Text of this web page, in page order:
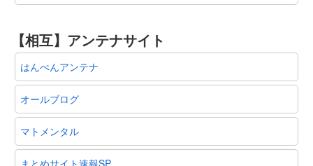
【相互】アンテナサイト
はんぺんアンテナ
オールブログ
マトメンタル